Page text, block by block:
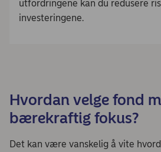
utfordringene kan du redusere
investeringene.
Hvordan velge fond
bærekraftig fokus?
Det kan være vanskelig å vite